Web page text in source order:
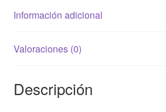
Información adicional
Valoraciones (0)
Descripción